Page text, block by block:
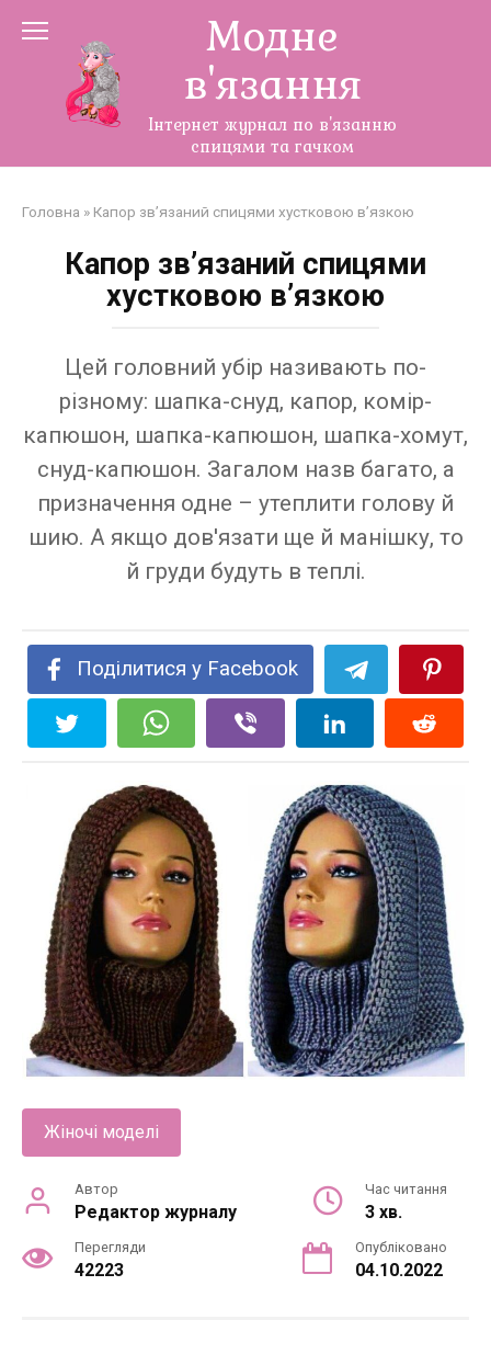
Модне
в'язання
Інтернет журнал по в'язанню
спицями та гачком
Головна » Капор зв’язаний спицями хустковою в’язкою
Капор зв’язаний спицями
хустковою в’язкою
Цей головний убір називають по-
різному: шапка-снуд, капор, комір-
капюшон, шапка-капюшон, шапка-хомут,
снуд-капюшон. Загалом назв багато, а
призначення одне – утеплити голову й
шию. А якщо дов'язати ще й манішку, то
й груди будуть в теплі.
Поділитися у Facebook
Жіночі моделі
Автор
Редактор журналу
Час читання
3 хв.
Перегляди
42223
Опубліковано
04.10.2022